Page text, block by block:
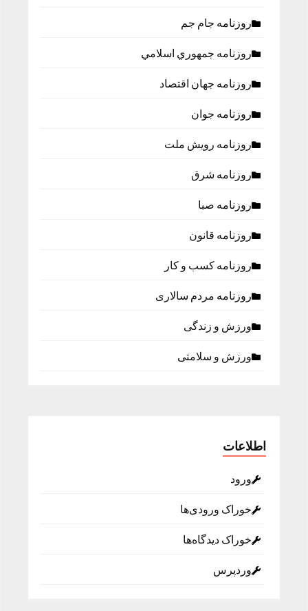
روزنامه جام جم
روزنامه جمهوري اسلامي
روزنامه جهان اقتصاد
روزنامه جوان
روزنامه رویش ملت
روزنامه شرق
روزنامه صبا
روزنامه قانون
روزنامه كسب و كار
روزنامه مردم سالاری
ورزش و زندگی
ورزش و سلامتی
اطلاعات
ورود
خوراک ورودی‌ها
خوراک دیدگاه‌ها
وردپرس